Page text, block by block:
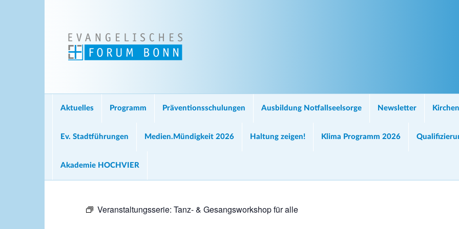
Aktuelles Programm Präventionsschulungen Ausbildung Notfallseelsorge Newsletter
Ev. Stadtführungen Medien.Mündigkeit 2026 Haltung zeigen! Klima Programm 2026
Akademie HOCHVIER
Veranstaltungsserie: Tanz- & Gesangsworkshop für alle